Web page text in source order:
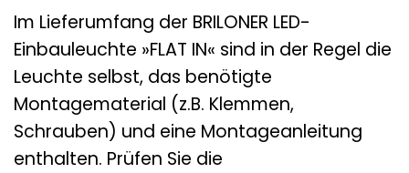
Im Lieferumfang der BRILONER LED-
Einbauleuchte »FLAT IN« sind in der Regel die
Leuchte selbst, das benötigte
Montagematerial (z.B. Klemmen,
Schrauben) und eine Montageanleitung
enthalten. Prüfen Sie die